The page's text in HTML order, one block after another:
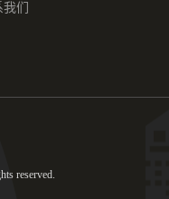
们
reserved.